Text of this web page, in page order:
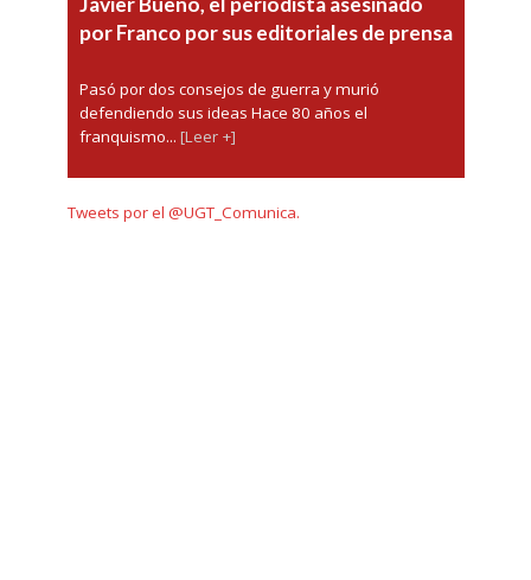
por Franco por sus editoriales de prensa
Pasó por dos consejos de guerra y murió
defendiendo sus ideas Hace 80 años el
franquismo... [Leer +]
Tweets por el @UGT_Comunica.